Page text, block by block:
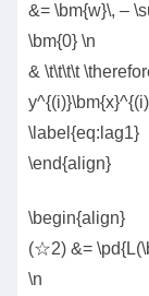
&= \bm{w}\, –
\bm{0} \n
& \t\t\t\t
\label{eq:lag1}
\end{align}
\begin{align}
(☆2) &=
\n